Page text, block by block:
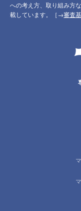
への考え方、取り組み方
載しています。［→審査